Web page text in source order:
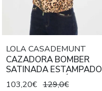
LOLA CASADEMUNT
CAZADORA BOMBER
SATINADA ESTAMPADO
ANIMAL MARRÓN NEGRO
103,20€ 129,0€